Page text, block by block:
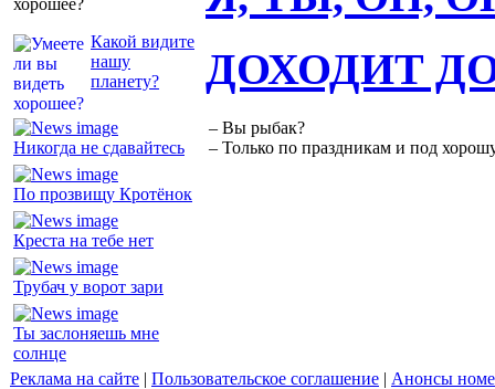
Какой видите
нашу
планету?
Никогда не сдавайтесь
По прозвищу Кротёнок
Креста на тебе нет
Трубач у ворот зари
Ты заслоняешь мне
солнце
ДОХОДИТ
– Вы рыбак?
– Только по праздникам и под
Реклама на сайте | Пользовательское соглашение | Анонсы